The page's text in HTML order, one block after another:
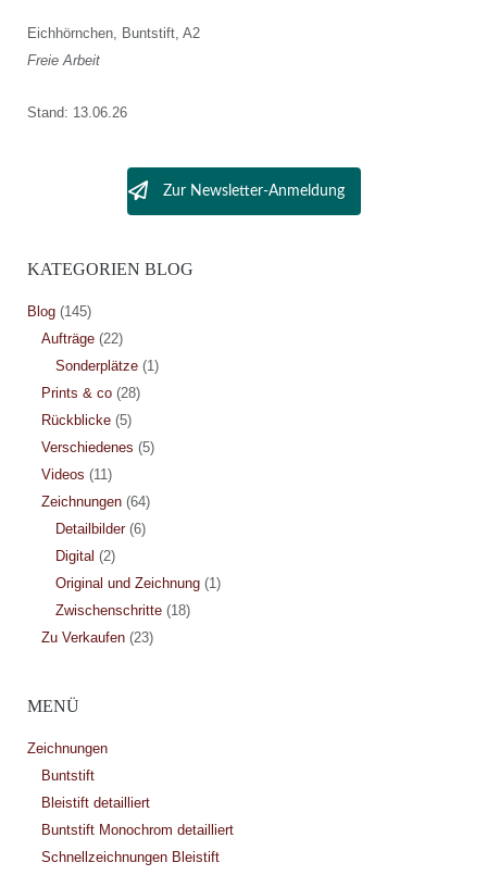
Eichhörnchen, Buntstift, A2
Freie Arbeit
Stand: 13.06.26
Zur Newsletter-Anmeldung
KATEGORIEN BLOG
Blog(145)
Aufträge(22)
Sonderplätze(1)
Prints & co(28)
Rückblicke(5)
Verschiedenes (5)
Videos (11)
Zeichnungen(64)
Detailbilder(6)
Digital (2)
Original und Zeichnung(1)
Zwischenschritte(18)
Zu Verkaufen(23)
MENÜ
Zeichnungen
Buntstift
Bleistift detailliert
Buntstift Monochrom detailliert
Schnellzeichnungen Bleistift